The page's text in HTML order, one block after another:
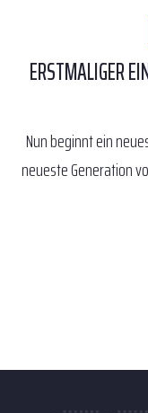
ERSTMALIGER
Nun beginnt ein
neueste Generation